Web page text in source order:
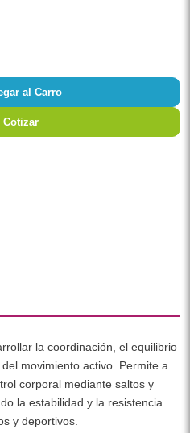
al Carro
Cotizar
la coordinación, el equilibrio
movimiento activo. Permite a
corporal mediante saltos y
la estabilidad y la resistencia
y deportivos.